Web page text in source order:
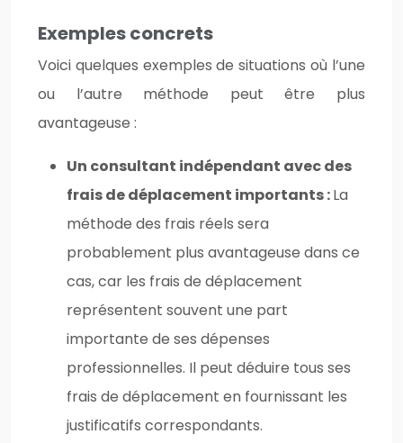
Exemples concrets
Voici quelques exemples de situations où l’une
ou l’autre méthode peut être plus
avantageuse :
Un consultant indépendant avec des
frais de déplacement importants :La
méthode des frais réels sera
probablement plus avantageuse dans ce
cas, car les frais de déplacement
représentent souvent une part
importante de ses dépenses
professionnelles. Il peut déduire tous ses
frais de déplacement en fournissant les
justificatifs correspondants.